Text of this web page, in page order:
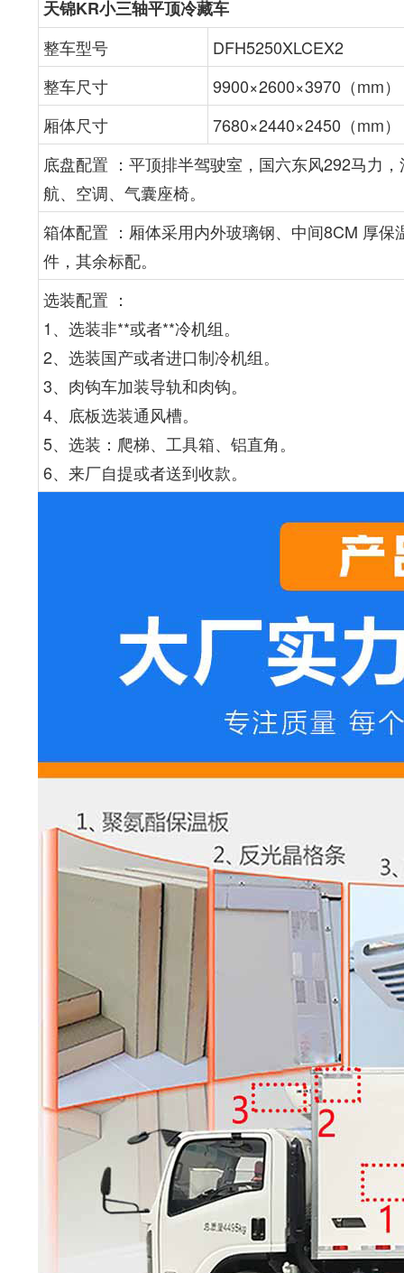
天锦KR小三轴平顶冷藏车
整车型号
DFH5250XLCEX2
整车尺寸
9900×2600×3970（mm）
厢体尺寸
7680×2440×2450（mm）
底盘配置 ：平顶排半驾驶室，国六东风292马力
航、空调、气囊座椅。
箱体配置 ：厢体采用内外玻璃钢、中间8CM 厚
件，其余标配。
选装配置 ：
1、选装非**或者**冷机组。
2、选装国产或者进口制冷机组。
3、肉钩车加装导轨和肉钩。
4、底板选装通风槽。
5、选装：爬梯、工具箱、铝直角。
6、来厂自提或者送到收款。